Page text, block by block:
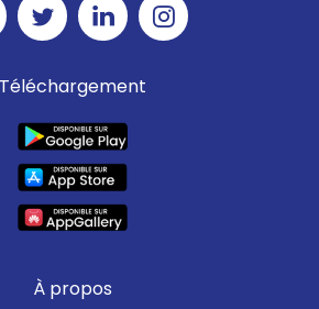
Téléchargement
À propos